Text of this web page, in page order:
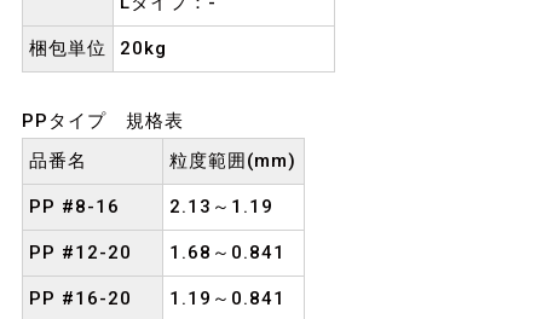
梱包単位 20kg
PPタイプ 規格表
品番名
粒度範囲(mm)
PP #8-16 2.13～1.19
PP #12-20 1.68～0.841
PP #16-20 1.19～0.841